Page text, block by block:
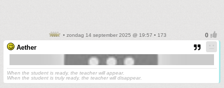
• zondag 14 september 2025 @ 19:57 • 173
Aether
When the student is ready, the teacher will appear.
When the student is truly ready, the teacher will disappear.